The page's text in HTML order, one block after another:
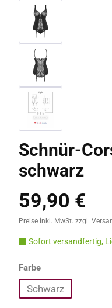
Schnür-
schwarz
Regulärer Preis:
59,90 €
Preise inkl. MwSt. zzgl.
Sofort versandfertig,
Farbeauswählen
Schwarz